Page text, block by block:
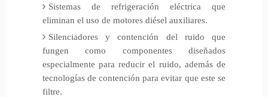
Sistemas de refrigeración eléctrica que
eliminan el uso de motores diésel auxiliares.
Silenciadores y contención del ruido que
fungen como componentes diseñados
especialmente para reducir el ruido, además de
tecnologías de contención para evitar que este se
filtre.